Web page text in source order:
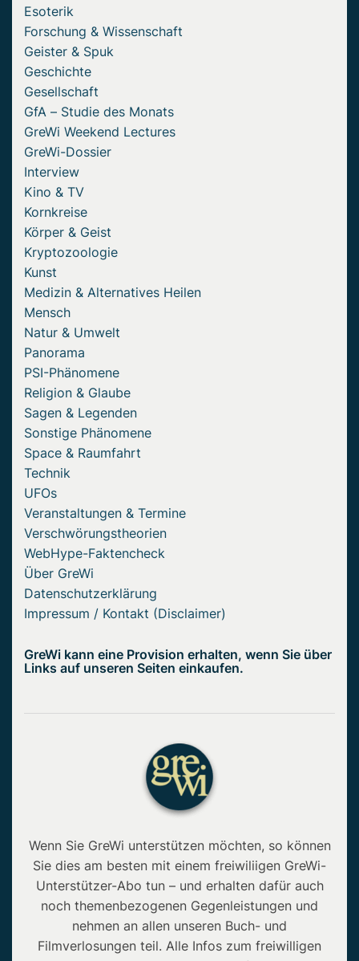
Esoterik
Forschung & Wissenschaft
Geister & Spuk
Geschichte
Gesellschaft
GfA – Studie des Monats
GreWi Weekend Lectures
GreWi-Dossier
Interview
Kino & TV
Kornkreise
Körper & Geist
Kryptozoologie
Kunst
Medizin & Alternatives Heilen
Mensch
Natur & Umwelt
Panorama
PSI-Phänomene
Religion & Glaube
Sagen & Legenden
Sonstige Phänomene
Space & Raumfahrt
Technik
UFOs
Veranstaltungen & Termine
Verschwörungstheorien
WebHype-Faktencheck
Über GreWi
Datenschutzerklärung
Impressum / Kontakt (Disclaimer)
GreWi kann eine Provision erhalten, wenn Sie über
Links auf unseren Seiten einkaufen.
Wenn Sie GreWi unterstützen möchten, so können
Sie dies am besten mit einem freiwiliigen GreWi-
Unterstützer-Abo tun – und erhalten dafür auch
noch themenbezogenen Gegenleistungen und
nehmen an allen unseren Buch- und
Filmverlosungen teil. Alle Infos zum freiwilligen